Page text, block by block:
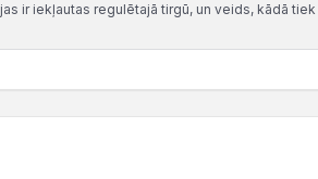
ir iekļautas regulētajā tirgū, un veids, kādā